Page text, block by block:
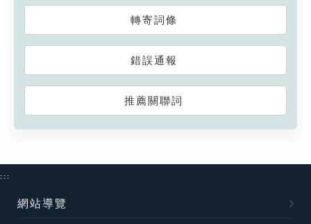
轉寄詞條
錯誤通報
推薦關聯詞
:::
網站導覽